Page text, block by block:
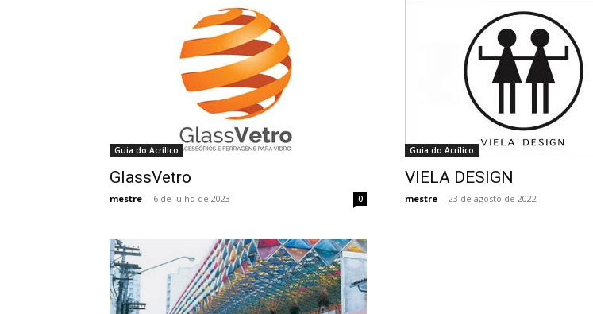
Guia do Acrílico
GlassVetro
mestre - 6 de julho de 2023 0
Guia do Acrílico
VIELA DESIGN
mestre - 23 de agosto de 2022